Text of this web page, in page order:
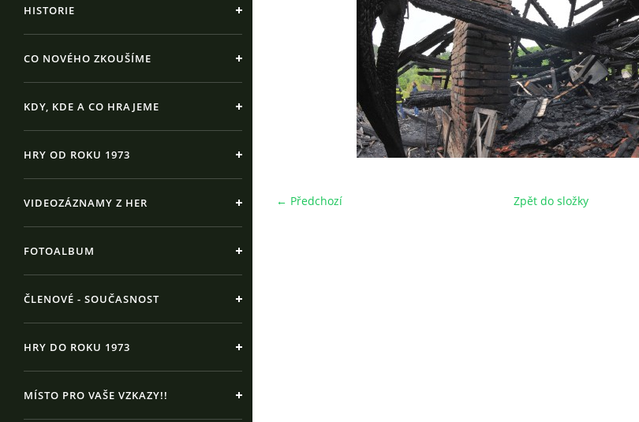
HISTORIE
CO NOVÉHO ZKOUŠÍME
KDY, KDE A CO HRAJEME
HRY OD ROKU 1973
VIDEOZÁZNAMY Z HER
FOTOALBUM
ČLENOVÉ - SOUČASNOST
HRY DO ROKU 1973
MÍSTO PRO VAŠE VZKAZY!!
← Předchozí Zpět do složky